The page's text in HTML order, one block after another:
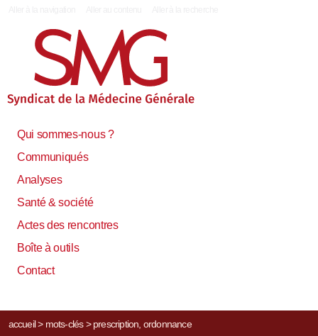
Qui sommes-nous ?
Communiqués
Analyses
Santé & société
Actes des rencontres
Boîte à outils
Contact
accueil> mots-clés> prescription, ordonnance